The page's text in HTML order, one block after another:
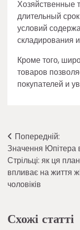
Хозяйственные
длительный
условий
складирования
Кроме того,
товаров
покупателей и
Навігація
записів
Попередній:
Значення Юпітера
Стрільці: як ця
впливає на життя
чоловіків
Схожі статті